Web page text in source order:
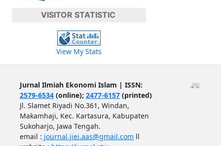
VISITOR STATISTIC
View My Stats
Jurnal Ilmiah Ekonomi Islam | ISSN:
2579-6534(online); 2477-6157(printed)
Jl. Slamet Riyadi No.361, Windan,
Makamhaji, Kec. Kartasura, Kabupaten
Sukoharjo, Jawa Tengah.
email : journal.jiei.aas@gmail.com ll